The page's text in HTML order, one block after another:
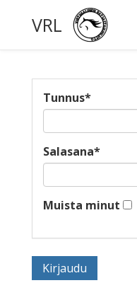
VRL
Tunnus*
Salasana*
Muista minut